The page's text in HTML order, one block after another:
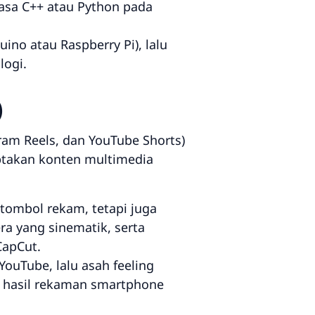
C++ atau Python pada
atau Raspberry Pi), lalu
Reels, dan YouTube Shorts)
konten multimedia
rekam, tetapi juga
yang sinematik, serta
lalu asah feeling
rekaman smartphone